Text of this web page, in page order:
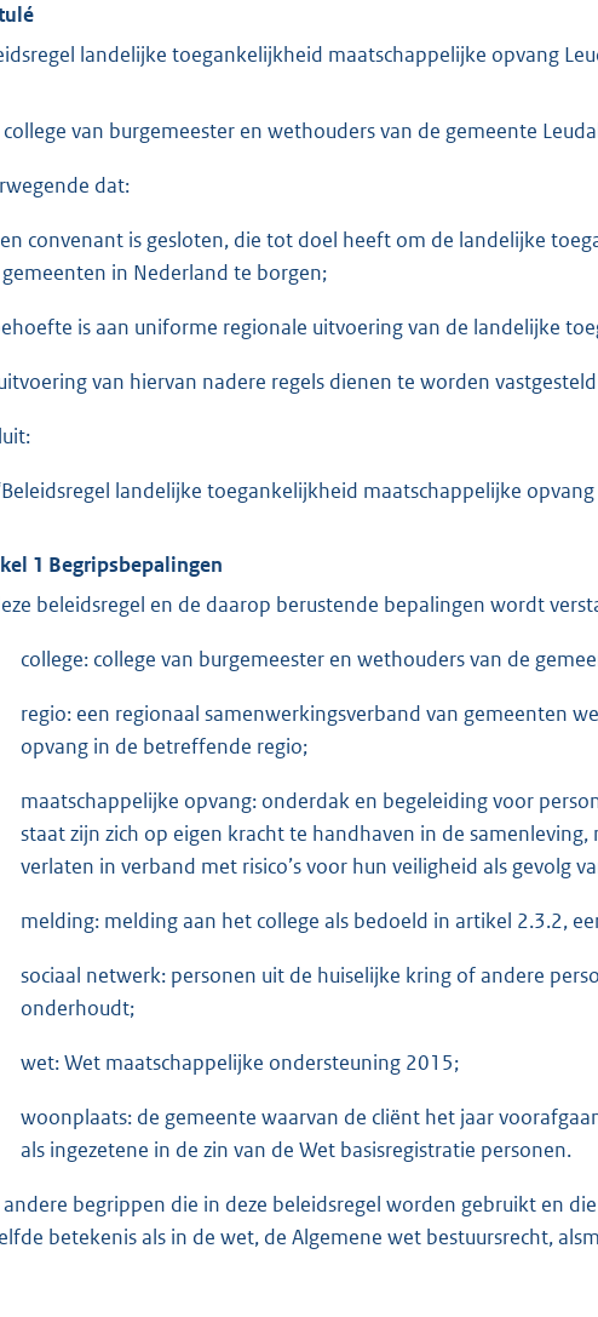
landelijke toegankelijkheid maatschappelijke opvang
van burgemeester en wethouders van de gemeente
dat:
convenant is gesloten, die tot doel heeft om de landelijke
in Nederland te borgen;
is aan uniforme regionale uitvoering van de landelijke
van hiervan nadere regels dienen te worden vastgesteld
landelijke toegankelijkheid maatschappelijke
1 Begripsbepalingen
beleidsregel en de daarop berustende bepalingen wordt
college: college van burgemeester en wethouders van de
regio: een regionaal samenwerkingsverband van gemeenten
opvang in de betreffende regio;
maatschappelijke opvang: onderdak en begeleiding voor
staat zijn zich op eigen kracht te handhaven in de
verlaten in verband met risico’s voor hun veiligheid als gevolg
melding: melding aan het college als bedoeld in artikel 2.3.2,
sociaal netwerk: personen uit de huiselijke kring of andere
onderhoudt;
wet: Wet maatschappelijke ondersteuning 2015;
woonplaats: de gemeente waarvan de cliënt het jaar
als ingezetene in de zin van de Wet basisregistratie personen.
andere begrippen die in deze beleidsregel worden gebruikt en
betekenis als in de wet, de Algemene wet bestuursrecht,